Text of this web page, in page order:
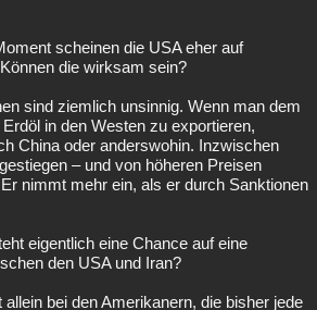
scheinen die USA eher auf
die wirksam sein?
sind ziemlich unsinnig. Wenn man dem
in den Westen zu exportieren,
China oder anderswohin. Inzwischen
– und von höheren Preisen
nimmt mehr ein, als er durch Sanktionen
eigentlich eine Chance auf eine
den USA und Iran?
bei den Amerikanern, die bisher jede